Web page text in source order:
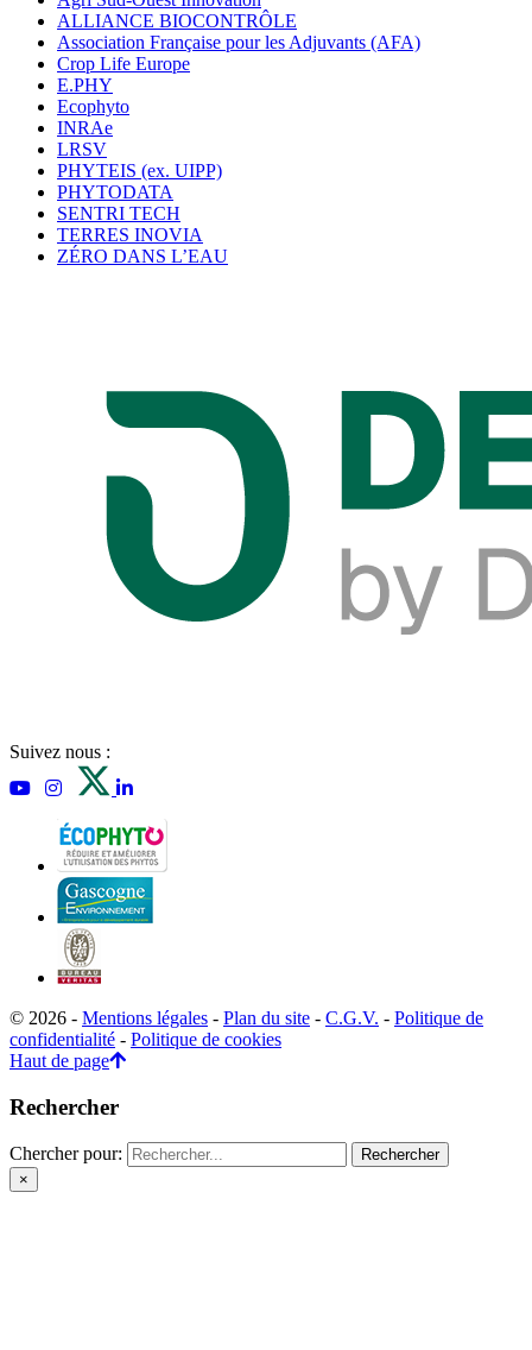
ALLIANCE BIOCONTRÔLE
Association Française pour les Adjuvants (AFA)
Crop Life Europe
E.PHY
Ecophyto
INRAe
LRSV
PHYTEIS (ex. UIPP)
PHYTODATA
SENTRI TECH
TERRES INOVIA
ZÉRO DANS L’EAU
Suivez nous :
© 2026 - Mentions légales - Plan du site - C.G.V. - Politique de
confidentialité - Politique de cookies
Haut de page
Rechercher
Chercher pour:
×